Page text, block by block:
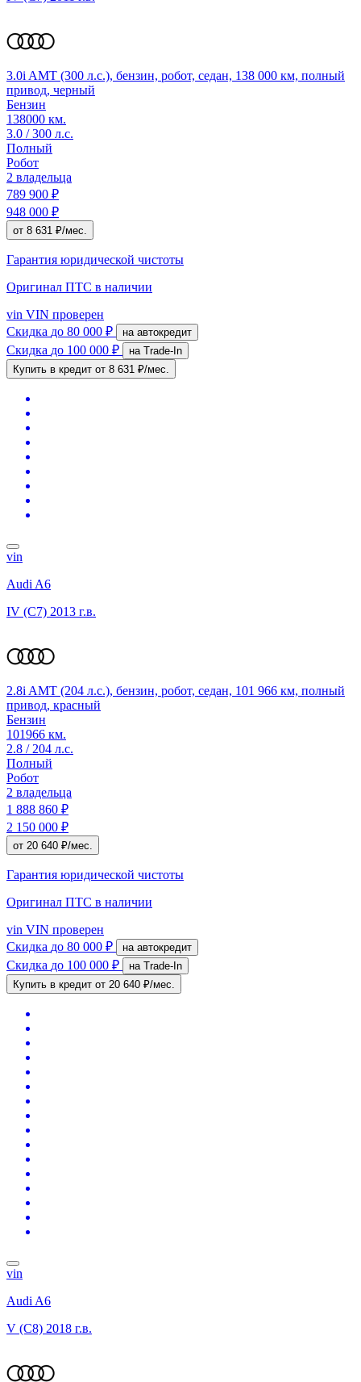
3.0i AMT (300 л.с.), бензин, робот, седан, 138 000 км, полный
привод, черный
Бензин
138000 км.
3.0 / 300 л.с.
Полный
Робот
2 владельца
789 900 ₽
948 000 ₽
от 8 631 ₽/мес.
Гарантия юридической чистоты
Оригинал ПТС в наличии
vin VIN проверен
Скидка до 80 000 ₽ на автокредит
Скидка до 100 000 ₽
на Trade-In
Купить в кредит от 8 631 ₽/мес.
vin
Audi A6
IV (C7) 2013 г.в.
2.8i AMT (204 л.с.), бензин, робот, седан, 101 966 км, полный
привод, красный
Бензин
101966 км.
2.8 / 204 л.с.
Полный
Робот
2 владельца
1 888 860 ₽
2 150 000 ₽
от 20 640 ₽/мес.
Гарантия юридической чистоты
Оригинал ПТС в наличии
vin VIN проверен
Скидка до 80 000 ₽ на автокредит
Скидка до 100 000 ₽
на Trade-In
Купить в кредит от 20 640 ₽/мес.
vin
Audi A6
V (C8) 2018 г.в.